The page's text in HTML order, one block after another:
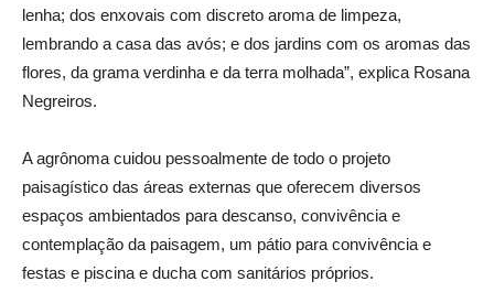
lenha; dos enxovais com discreto aroma de limpeza,
lembrando a casa das avós; e dos jardins com os aromas das
flores, da grama verdinha e da terra molhada”, explica Rosana
Negreiros.
A agrônoma cuidou pessoalmente de todo o projeto
paisagístico das áreas externas que oferecem diversos
espaços ambientados para descanso, convivência e
contemplação da paisagem, um pátio para convivência e
festas e piscina e ducha com sanitários próprios.